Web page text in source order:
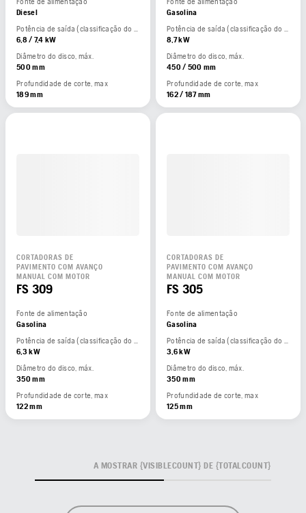
Diesel
Potência de saída (classificação do fabricante)
6,8 / 7,4 kW
Diâmetro do disco, máx.
500 mm
Profundidade de corte, max
189 mm
Gasolina
Potência de saída (classificação do fabricante)
8,7 kW
Diâmetro do disco, máx.
450 / 500 mm
Profundidade de corte, max
162 / 187 mm
CORTADORAS DE
PAVIMENTO COM AVANÇO
MANUAL COM MOTOR
FS 309
Fonte de alimentação
Gasolina
Potência de saída (classificação do fabricante)
6,3 kW
Diâmetro do disco, máx.
350 mm
Profundidade de corte, max
122 mm
CORTADORAS DE
PAVIMENTO COM AVANÇO
MANUAL COM MOTOR
FS 305
Fonte de alimentação
Gasolina
Potência de saída (classificação do fabricante)
3,6 kW
Diâmetro do disco, máx.
350 mm
Profundidade de corte, max
125 mm
A MOSTRAR {VISIBLECOUNT} DE {TOTALCOUNT}